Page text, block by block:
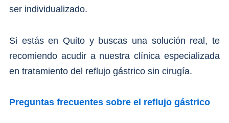
ser individualizado.
Si estás en Quito y buscas una solución real, te
recomiendo acudir a nuestra clínica especializada
en tratamiento del reflujo gástrico sin cirugía.
Preguntas frecuentes sobre el reflujo gástrico